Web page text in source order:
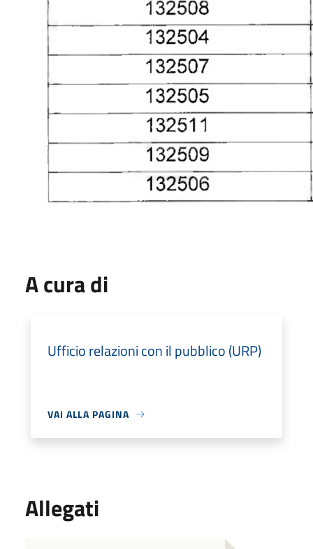
A cura di
Ufficio relazioni con il pubblico (URP)
VAI ALLA PAGINA
Allegati